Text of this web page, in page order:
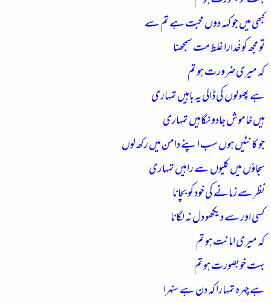
کبھی میں جو کہہ دوں محبت ہے تم سے
تو مجھ کو خُدارا غلط مت سمجھنا
کہ میری ضرورت ہو تم
ہے پھولوں کی ڈالی یہ باہیں تمہاری
ہیں خاموش جادو نگاہیں تمہاری
جو کانٹیں ہوں سب اپنے دامن میں رکھ لوں
سجاؤں میں کلیوں سے راہیں تمہاری
نظر سے زمانے کی خود کو بچانا
کسی اور سے دیکھو دل نہ لگانا
کہ میری امانت ہو تم
بہت خوبصورت ہو تم
ہے چہرہ تمہارا کہ دن ہے سنہرا